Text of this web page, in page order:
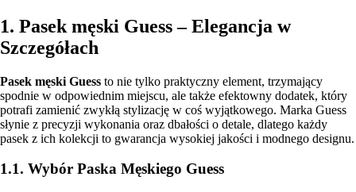
1. Pasek męski Guess – Elegancja w
Szczegółach
Pasek męski Guess to nie tylko praktyczny element, trzymający
spodnie w odpowiednim miejscu, ale także efektowny dodatek, który
potrafi zamienić zwykłą stylizację w coś wyjątkowego. Marka Guess
słynie z precyzji wykonania oraz dbałości o detale, dlatego każdy
pasek z ich kolekcji to gwarancja wysokiej jakości i modnego designu.
1.1. Wybór Paska Męskiego Guess